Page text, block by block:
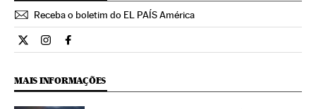
Receba o boletim do EL PAÍS América
Internacional El País Brasil en Twitter
Internacional El País Brasil en Instagram
Internacional El País Brasil en Facebook
MAIS INFORMAÇÕES